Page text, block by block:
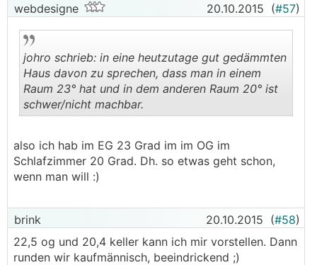
webdesigne 20.10.2015 (#57)
..
johro schrieb: in eine heutzutage gut gedämmten
Haus davon zu sprechen, dass man in einem
Raum 23° hat und in dem anderen Raum 20° ist
schwer/nicht machbar.
also ich hab im EG 23 Grad im im OG im
Schlafzimmer 20 Grad. Dh. so etwas geht schon,
wenn man will :)
brink 20.10.2015 (#58)
22,5 og und 20,4 keller kann ich mir vorstellen. Dann
runden wir kaufmännisch, beeindrickend ;)